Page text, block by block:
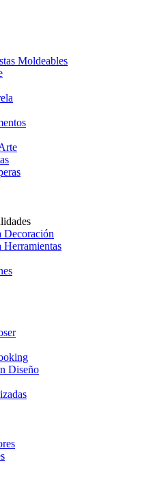
Moldeables
Decoración
Herramientas
Diseño